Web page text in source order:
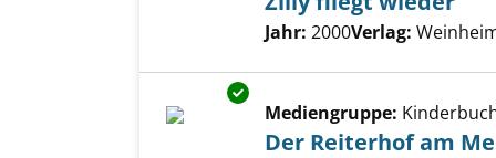
Suche nach diesem
Jahr: 2000Verlag:
Exemplar-Details von Der
Mediengruppe:
Der Reiterhof am